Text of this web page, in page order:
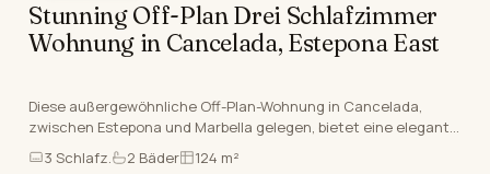
Stunning Off-Plan Drei Schlafzimmer
Wohnung in Cancelada, Estepona East
Diese außergewöhnliche Off-Plan-Wohnung in Cancelada,
zwischen Estepona und Marbella gelegen, bietet eine elegante
Verschmelzung von Luxus, Komfort und moderne…
3 Schlafz. 2 Bäder 124 m²